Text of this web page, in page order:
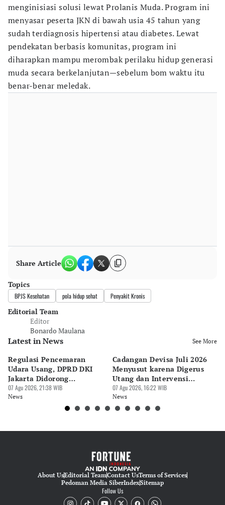
menginisiasi solusi lewat Prolanis Muda. Program ini
menyasar peserta JKN di bawah usia 45 tahun yang
sudah terdiagnosis hipertensi atau diabetes. Lewat
pendekatan berbasis komunitas, program ini
diharapkan mampu merombak perilaku hidup generasi
muda secara berkelanjutan—sebelum bom waktu itu
benar-benar meledak.
Share Article
Topics
BPJS Kesehatan pola hidup sehat Penyakit Kronis
Editorial Team
Editor
Bonardo Maulana
Latest in News See More
Regulasi Pencemaran
Udara Usang, DPRD DKI
Jakarta Didorong
Prioritaskan Revisi Perda
07 Agu 2026, 21:38 WIB
News
Cadangan Devisa Juli 2026
Menyusut karena Digerus
Utang dan Intervensi
Rupiah
07 Agu 2026, 16:22 WIB
News
About UsEditorial TeamContact UsTerms of Services
Pedoman Media SiberIndexSitemap
Follow Us